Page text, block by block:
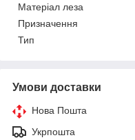
Матеріал леза
Призначення
Тип
Умови доставки
Нова Пошта
Укрпошта